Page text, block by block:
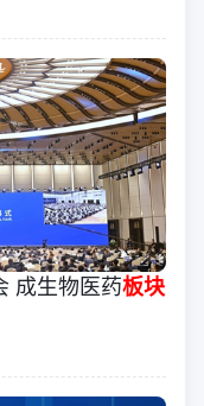
成生物医药板块